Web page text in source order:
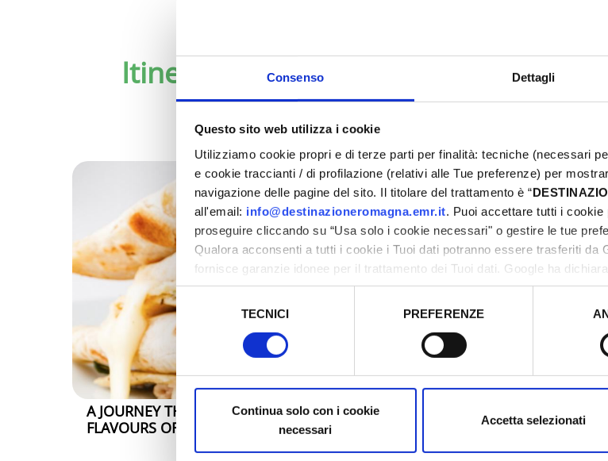
Consenso Dettagli
Questo sito web utilizza i cookie
Utilizziamo cookie propri e di terze parti per finalità: tecniche (necessari
e cookie traccianti / di profilazione (relativi alle Tue preferenze) per
navigazione delle pagine del sito. Il titolare del trattamento è “
all'email: info@destinazioneromagna.emr.it. Puoi accettare tutti i cookie
proseguire cliccando su “Usa solo i cookie necessari" o gestire le tue
Qualora acconsenti a tutti i cookie i Tuoi dati potranno essere trasferiti da
fornisce garanzie idonee per il trattamento dei Tuoi dati. Google ha
sicurezza a Tutela dei navigatori, che abbiamo valutato essere sufficienti.
Selezione
del
consenso
TECNICI PREFERENZE
Continua solo con i cookie
necessari
Accetta selezionati
Itineraries of taste
Some ideas of itineraries that
genuine products, with distinct,
A JOURNEY THROUGH THE DOC, IGP AND SLOW FOOD PRESIDIA
FLAVOURS OF THE RIMINI RIVIERA